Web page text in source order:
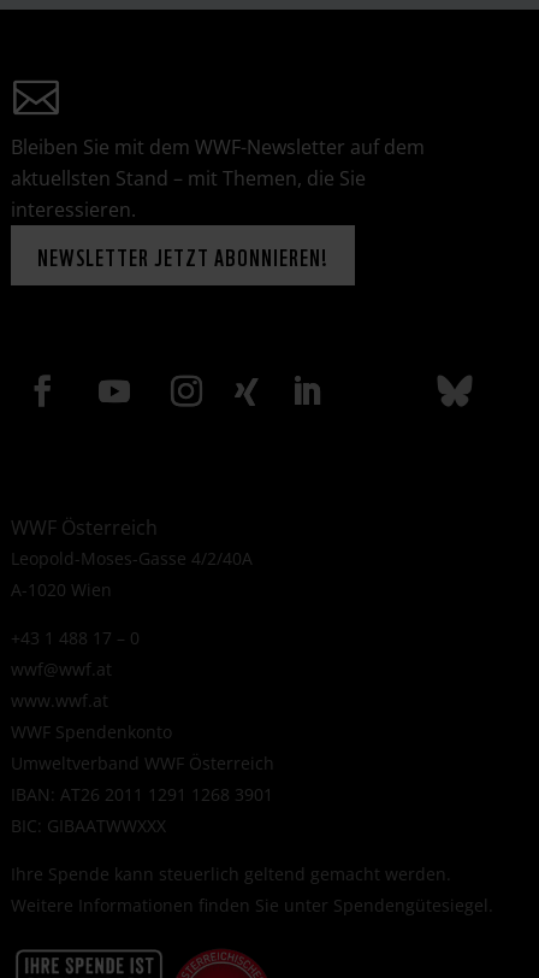
Bleiben Sie mit dem WWF-Newsletter auf dem
aktuellsten Stand – mit Themen, die Sie
interessieren.
NEWSLETTER JETZT ABONNIEREN!
WWF Österreich
Leopold-Moses-Gasse 4/2/40A
A-1020 Wien
+43 1 488 17 – 0
wwf@wwf.at
www.wwf.at
WWF Spendenkonto
Umweltverband WWF Österreich
IBAN: AT26 2011 1291 1268 3901
BIC: GIBAATWWXXX
Ihre Spende kann steuerlich geltend gemacht werden.
Weitere Informationen finden Sie unter Spendengütesiegel.